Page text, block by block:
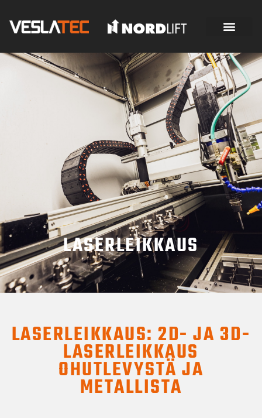
LASERLEIKKAUS
LASERLEIKKAUS: 2D- JA 3D-
LASERLEIKKAUS
OHUTLEVYSTÄ JA
METALLISTA